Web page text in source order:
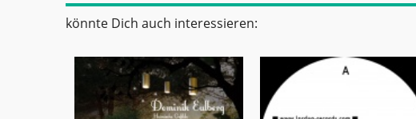
könnte Dich auch interessieren: